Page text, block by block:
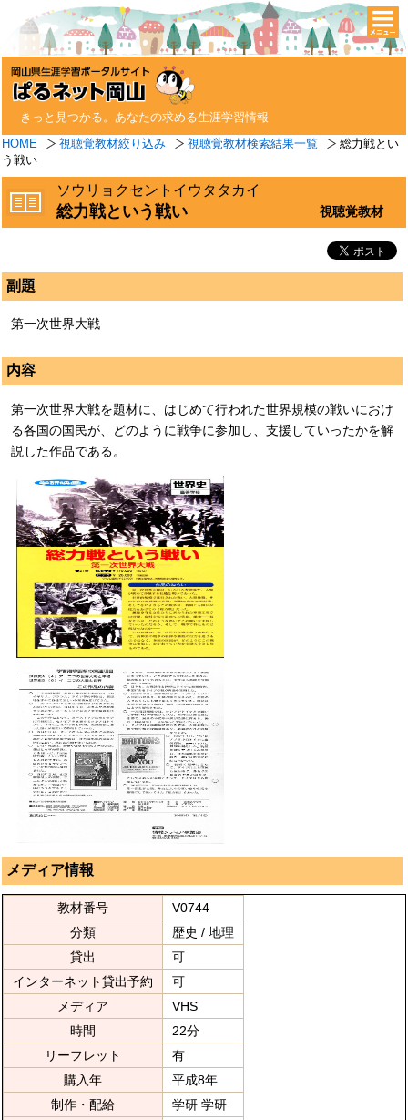
きっと見つかる。あなたの求める生涯学習情報
HOME 視聴覚教材絞り込み 視聴覚教材検索結果一覧
総力戦とい
う戦い
ソウリョクセントイウタタカイ
総力戦という戦い 視聴覚教材
副題
第一次世界大戦
内容
第一次世界大戦を題材に、はじめて行われた世界規模の戦いにおけ
る各国の国民が、どのように戦争に参加し、支援していったかを解
説した作品である。
メディア情報
教材番号
V0744
分類
歴史 / 地理
貸出
可
インターネット貸出予約
可
メディア
VHS
時間
22分
リーフレット
有
購入年
平成8年
制作・配給
学研 学研